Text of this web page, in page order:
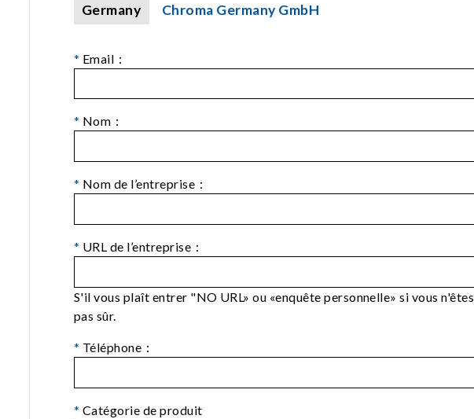
Germany Chroma Germany GmbH
* Email：
* Nom：
* Nom de l’entreprise：
* URL de l’entreprise：
S'il vous plaît entrer "NO URL» ou «enquête personnelle» si vous n'êtes
pas sûr.
* Téléphone：
* Catégorie de produit